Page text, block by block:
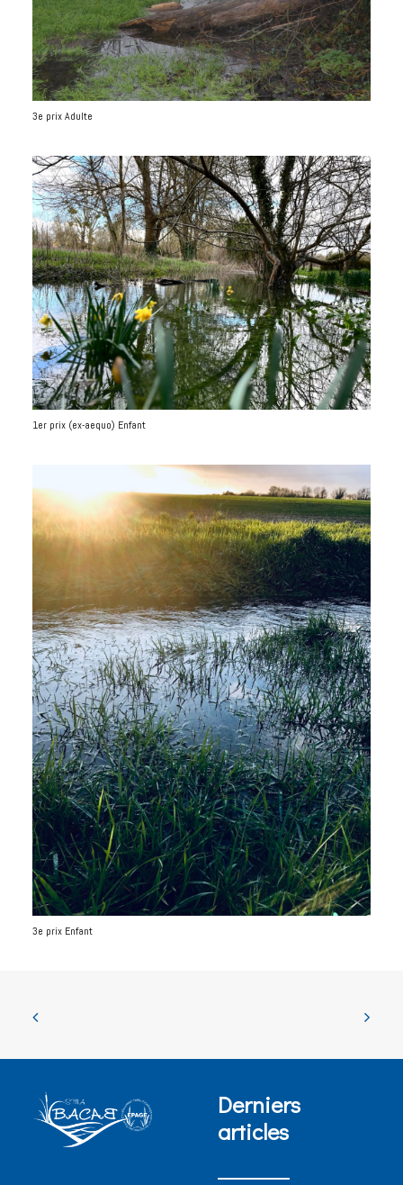
3e prix Adulte
1er prix (ex-aequo) Enfant
3e prix Enfant
Derniers
articles